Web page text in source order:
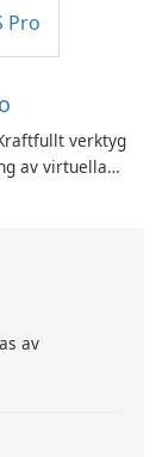
verktyg
av virtuella
av